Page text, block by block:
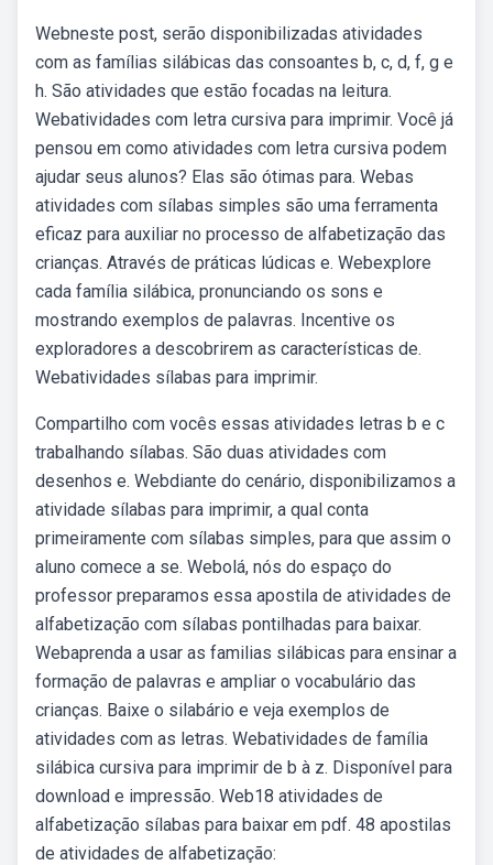
Webneste post, serão disponibilizadas atividades
com as famílias silábicas das consoantes b, c, d, f, g e
h. São atividades que estão focadas na leitura.
Webatividades com letra cursiva para imprimir. Você já
pensou em como atividades com letra cursiva podem
ajudar seus alunos? Elas são ótimas para. Webas
atividades com sílabas simples são uma ferramenta
eficaz para auxiliar no processo de alfabetização das
crianças. Através de práticas lúdicas e. Webexplore
cada família silábica, pronunciando os sons e
mostrando exemplos de palavras. Incentive os
exploradores a descobrirem as características de.
Webatividades sílabas para imprimir.
Compartilho com vocês essas atividades letras b e c
trabalhando sílabas. São duas atividades com
desenhos e. Webdiante do cenário, disponibilizamos a
atividade sílabas para imprimir, a qual conta
primeiramente com sílabas simples, para que assim o
aluno comece a se. Webolá, nós do espaço do
professor preparamos essa apostila de atividades de
alfabetização com sílabas pontilhadas para baixar.
Webaprenda a usar as familias silábicas para ensinar a
formação de palavras e ampliar o vocabulário das
crianças. Baixe o silabário e veja exemplos de
atividades com as letras. Webatividades de família
silábica cursiva para imprimir de b à z. Disponível para
download e impressão. Web18 atividades de
alfabetização sílabas para baixar em pdf. 48 apostilas
de atividades de alfabetização: